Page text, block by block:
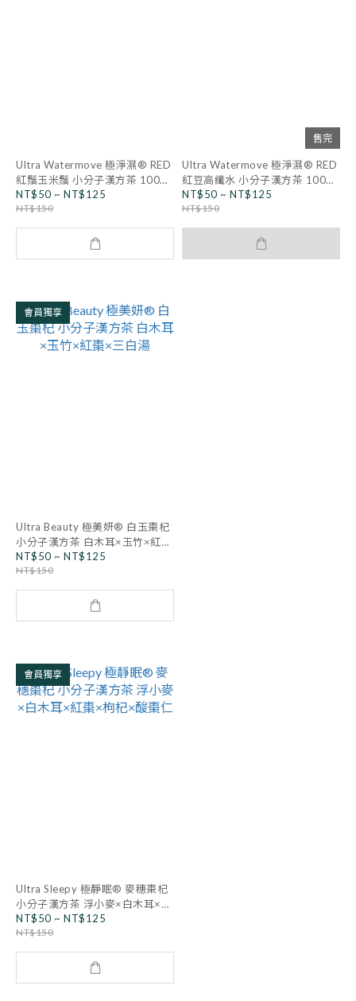
Ultra Watermove 極淨濕® RED
紅鬚玉米鬚 小分子漢方茶 100%
紅鬚玉米鬚
NT$50 ~ NT$125
NT$150
售完
Ultra Watermove 極淨濕® RED
紅豆高纖水 小分子漢方茶 100%
萬丹紅豆
NT$50 ~ NT$125
NT$150
會員獨享
Ultra Beauty 極美妍® 白玉棗杞
小分子漢方茶 白木耳×玉竹×紅棗
×三白湯
NT$50 ~ NT$125
NT$150
會員獨享
Ultra Sleepy 極靜眠® 麥穗棗杞
小分子漢方茶 浮小麥×白木耳×紅
棗×枸杞×酸棗仁
NT$50 ~ NT$125
NT$150